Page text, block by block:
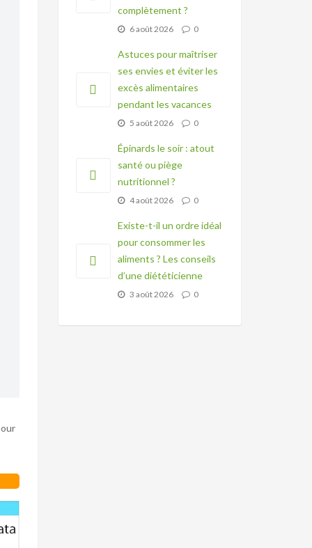
complètement ?
6 août 2026 0
Astuces pour maîtriser
ses envies et éviter les
excès alimentaires
pendant les vacances
5 août 2026 0
Épinards le soir : atout
santé ou piège
nutritionnel ?
4 août 2026 0
Existe-t-il un ordre idéal
pour consommer les
aliments ? Les conseils
d’une diététicienne
3 août 2026 0